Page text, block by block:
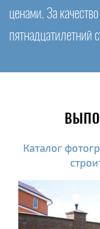
ценами. За
пятнадцатилетний
Каталог